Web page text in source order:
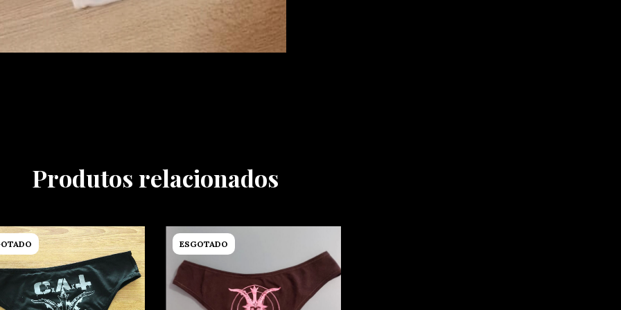
Produtos relacionados
ESGOTADO